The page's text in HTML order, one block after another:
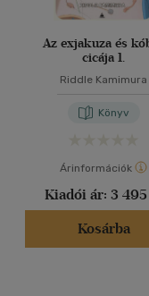
Az exjakuza és
cicája 1.
Riddle Kamimura
Könyv
Árinformációk
Kiadói ár: 3
Kosárba